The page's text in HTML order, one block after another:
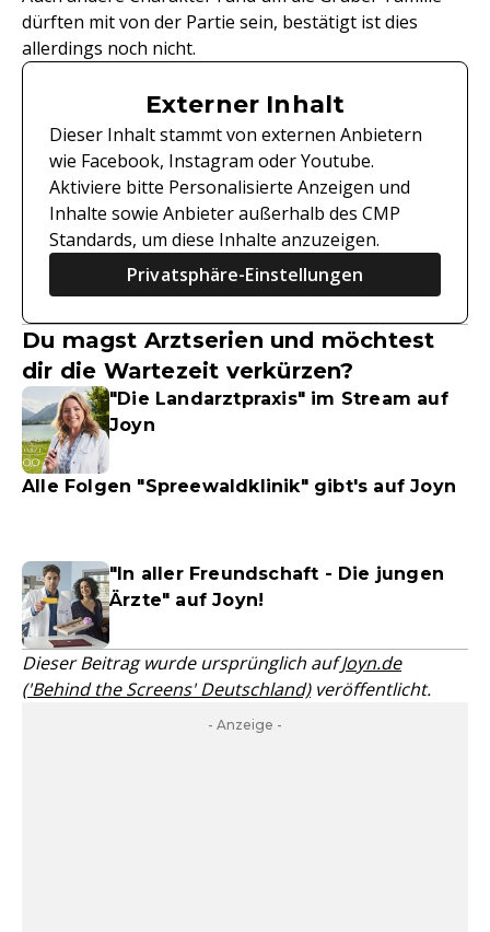
dürften mit von der Partie sein, bestätigt ist dies
allerdings noch nicht.
Externer Inhalt
Dieser Inhalt stammt von externen Anbietern
wie Facebook, Instagram oder Youtube.
Aktiviere bitte Personalisierte Anzeigen und
Inhalte sowie Anbieter außerhalb des CMP
Standards, um diese Inhalte anzuzeigen.
Privatsphäre-Einstellungen
Du magst Arztserien und möchtest
dir die Wartezeit verkürzen?
"Die Landarztpraxis" im Stream auf
Joyn
Alle Folgen "Spreewaldklinik" gibt's auf Joyn
"In aller Freundschaft - Die jungen
Ärzte" auf Joyn!
Dieser Beitrag wurde ursprünglich aufJoyn.de
('Behind the Screens' Deutschland)veröffentlicht.
- Anzeige -